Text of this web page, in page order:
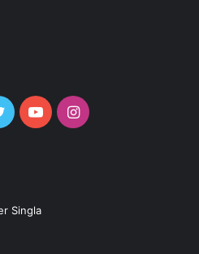
TwitterYouTubeInstagram
Singla